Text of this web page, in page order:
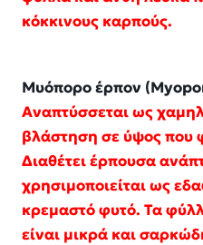
κόκκινους καρπούς.
Μυόπορο έρπον
Αναπτύσσεται ως
βλάστηση σε ύψος που
Διαθέτει έρπουσα
χρησιμοποιείται ως
κρεμαστό φυτό. Τα
είναι μικρά και